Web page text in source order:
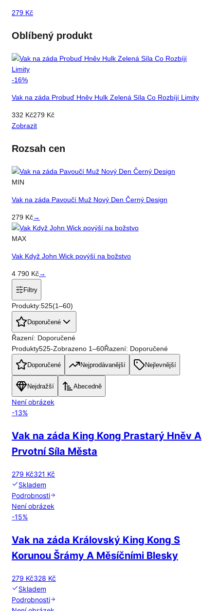
279 Kč
Oblíbený produkt
-16%
Vak na záda Probuď Hněv Hulk Zelená Síla Co Rozbíjí Limity
332 Kč279 Kč
Zobrazit
Rozsah cen
MIN
Vak na záda Pavoučí Muž Nový Den Černý Design
279 Kč→
MAX
Vak Když John Wick povýší na božstvo
4 790 Kč→
Filtry
Produkty:525(1–60)
Doporučené
Řazení: Doporučené
Produkty525-Zobrazeno 1–60Řazení: Doporučené
Doporučené Nejprodávanější Nejlevnější
Nejdražší Abecedně
Není obrázek
-13%
Vak na záda King Kong Prastarý Hněv A
Prvotní Síla Města
279 Kč321 Kč
Skladem
Podrobnosti
Není obrázek
-15%
Vak na záda Královský King Kong S
Korunou Šrámy A Měsíčními Blesky
279 Kč328 Kč
Skladem
Podrobnosti